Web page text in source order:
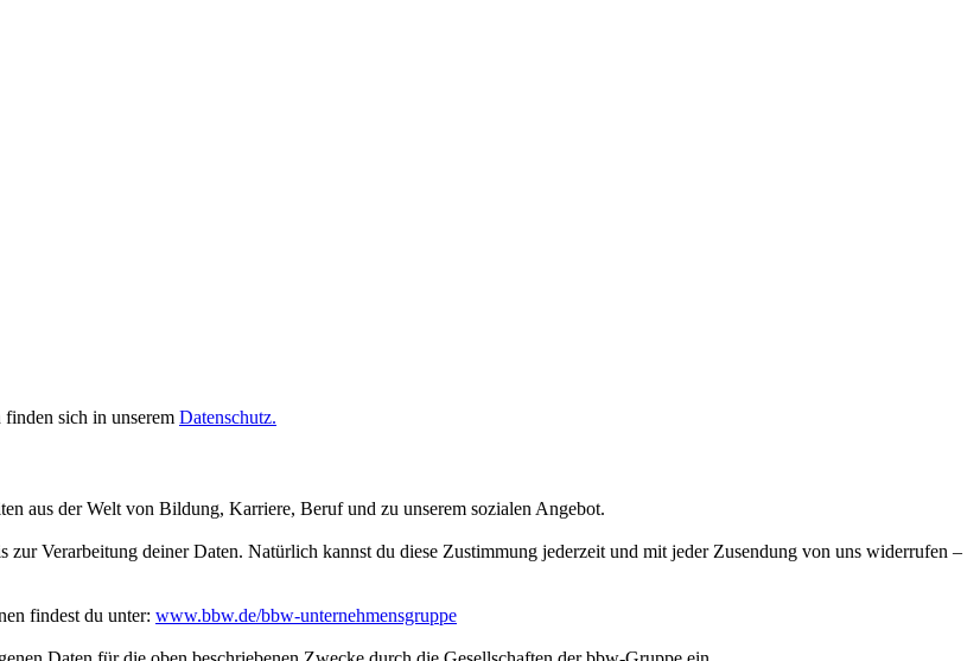
sich in unserem Datenschutz.
aus der Welt von Bildung, Karriere, Beruf und zu unserem sozialen Angebot.
Verarbeitung deiner Daten. Natürlich kannst du diese Zustimmung jederzeit und mit jeder Zusendung von uns widerrufen –
findest du unter: www.bbw.de/bbw-unternehmensgruppe